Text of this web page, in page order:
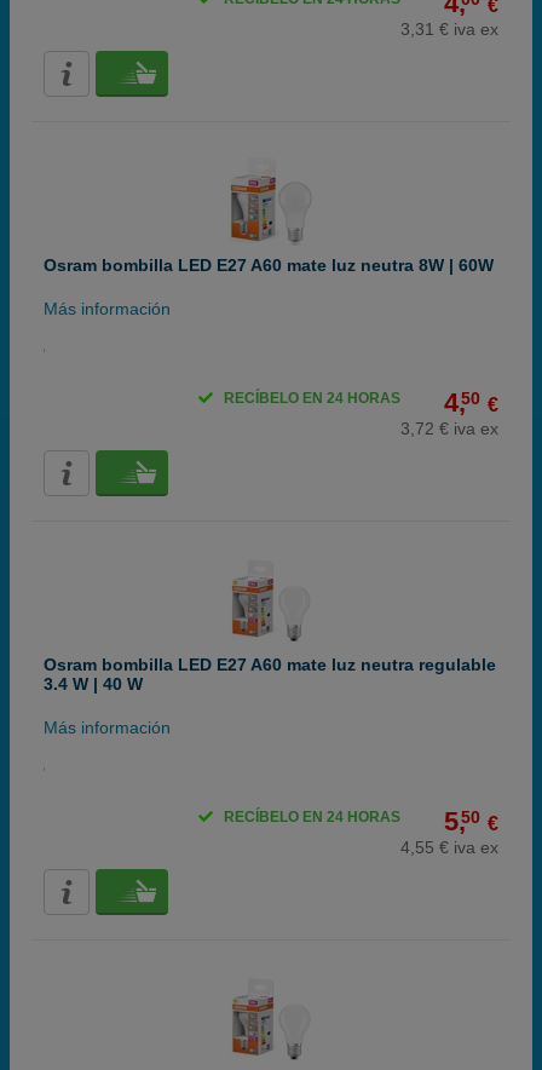
€
3,31 € iva ex
Osram bombilla LED E27 A60 mate luz neutra 8W | 60W
Más información
4,50 €
3,72 € iva ex
RECÍBELO EN 24 HORAS
Osram bombilla LED E27 A60 mate luz neutra regulable
3.4 W | 40 W
Más información
5,50 €
4,55 € iva ex
RECÍBELO EN 24 HORAS